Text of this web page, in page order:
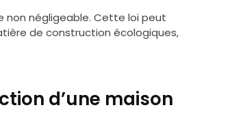
non négligeable. Cette loi peut
de construction écologiques,
d’une maison